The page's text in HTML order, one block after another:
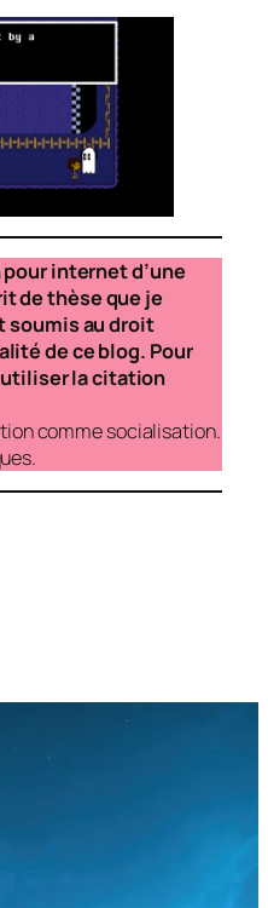
internet d’une
de thèse que je
soumis au droit
de ce blog. Pour
la citation
comme socialisation.